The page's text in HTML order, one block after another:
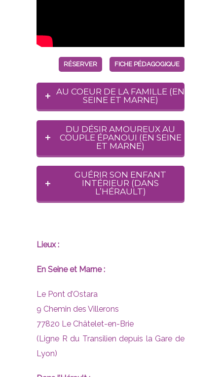
FICHE PÉDAGOGIQUE
RÉSERVER
AU COEUR DE LA FAMILLE (EN
SEINE ET MARNE)
DU DÉSIR AMOUREUX AU
COUPLE ÉPANOUI (EN SEINE
ET MARNE)
GUÉRIR SON ENFANT
INTÉRIEUR (DANS
L’HÉRAULT)
Lieux :
En Seine et Marne :
Le Pont d’Ostara
9 Chemin des Villerons
77820 Le Châtelet-en-Brie
(Ligne R du Transilien depuis la Gare de
Lyon)